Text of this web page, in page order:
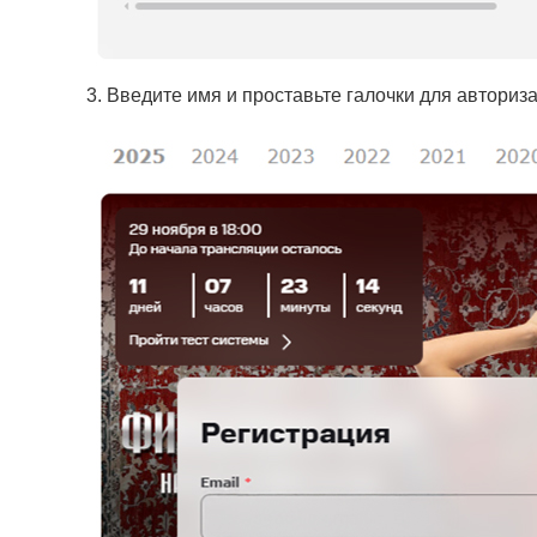
3. Введите имя и проставьте галочки для